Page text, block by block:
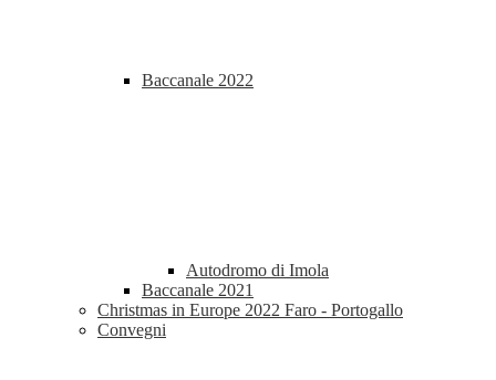
Baccanale 2022
Autodromo di Imola
Baccanale 2021
Christmas in Europe 2022 Faro - Portogallo
Convegni